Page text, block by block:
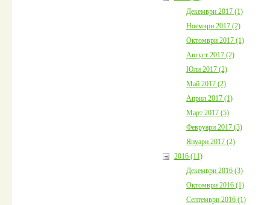
Декември 2017 (1)
Ноември 2017 (2)
Октомври 2017 (1)
Август 2017 (2)
Юли 2017 (2)
Май 2017 (2)
Април 2017 (1)
Март 2017 (5)
Февруари 2017 (3)
Януари 2017 (2)
2016 (11)
Декември 2016 (3)
Октомври 2016 (1)
Септември 2016 (1)